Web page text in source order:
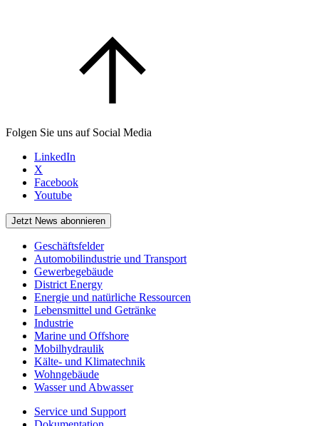
Folgen Sie uns auf Social Media
LinkedIn
X
Facebook
Youtube
Jetzt News abonnieren
Geschäftsfelder
Automobilindustrie und Transport
Gewerbegebäude
District Energy
Energie und natürliche Ressourcen
Lebensmittel und Getränke
Industrie
Marine und Offshore
Mobilhydraulik
Kälte- und Klimatechnik
Wohngebäude
Wasser und Abwasser
Service und Support